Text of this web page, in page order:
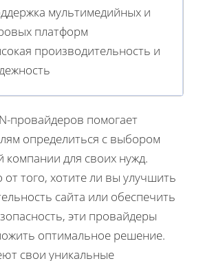
мультимедийных и
платформ
производительность и
провайдеров помогает
определиться с выбором
компании для своих нужд.
того, хотите ли вы улучшить
сайта или обеспечить
эти провайдеры
оптимальное решение.
свои уникальные